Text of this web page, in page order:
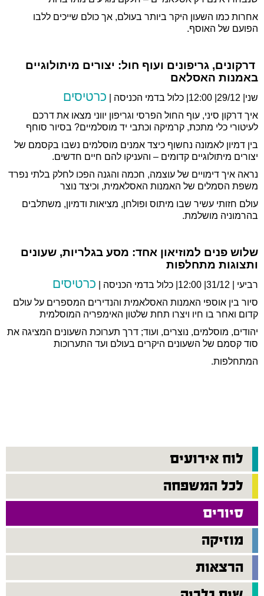
אחרות כמו השעון היקר ביותר בעולם, אך כולם שייכים ללבו
הפועם של האוסף.
דרקונים, גריפונים ועוף חול: יצורים מיתולוגיים
באמנות האסלאם
שני| 29/12| 12:00| כלול בדמי הכניסה | כרטיסים
איך דרקון סיני, עוף החול הפרסי וגריפון יווני מצאו את דרכם
לעיטורי כלי מתכת, קרמיקה וכתבי יד מוסלמיים? בסיור סוחף
בין דמיון לאמונה נחשוף כיצד אמנים מוסלמים נשבו בקסמם של
יצורים מיתולוגיים קדומים – והעניקו להם חיים חדשים.
נראה איך דימויים של עוצמה, חכמה והגנה הפכו לחלק בלתי נפרד
משפת הסמלים של האמנות האסלאמית, וכיצד נוצר
עולם חזותי עשיר שבו מיתוס ופולחן, מציאות ודמיון, משתלבים
בהרמוניה מושלמת.
שלוש פנים למוזיאון אחד: מסע בגלריות, שעונים
ותצוגות מתחלפות
רביעי | 31/12| 12:00| כלול בדמי הכניסה | כרטיסים
סיור בין אוספי האמנות האסלאמית והנדירים המספרים על עולם
קדום ואחר בו חיו ויצרו תחת שלטון האימפריה המוסלמית
יהודים, מוסלמים, נוצרים, ועוד; דרך תערוכת השעונים המציגה את
סוד קסמם של השעונים היקרים בעולם ועד התערוכות
המתחלפות.
לוח אירועים
לכל המשפחה
סיורים
מוזיקה
הרצאות